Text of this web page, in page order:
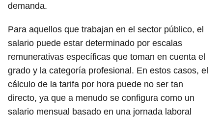
demanda.
Para aquellos que trabajan en el sector público, el
salario puede estar determinado por escalas
remunerativas específicas que toman en cuenta el
grado y la categoría profesional. En estos casos, el
cálculo de la tarifa por hora puede no ser tan
directo, ya que a menudo se configura como un
salario mensual basado en una jornada laboral